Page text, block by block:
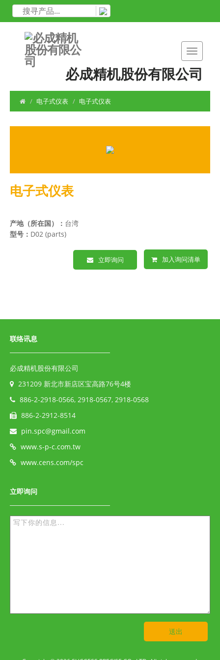
必成精机股份有限公司
电子式仪表 电子式仪表
电子式仪表
产地（所在国）： 台湾
型号： D02 (parts)
立即询问 加入询问清单
联络讯息
必成精机股份有限公司
231209 新北市新店区宝高路76号4楼
886-2-2918-0566, 2918-0567, 2918-0568
886-2-2912-8514
pin.spc@gmail.com
www.s-p-c.com.tw
www.cens.com/spc
立即询问
送出